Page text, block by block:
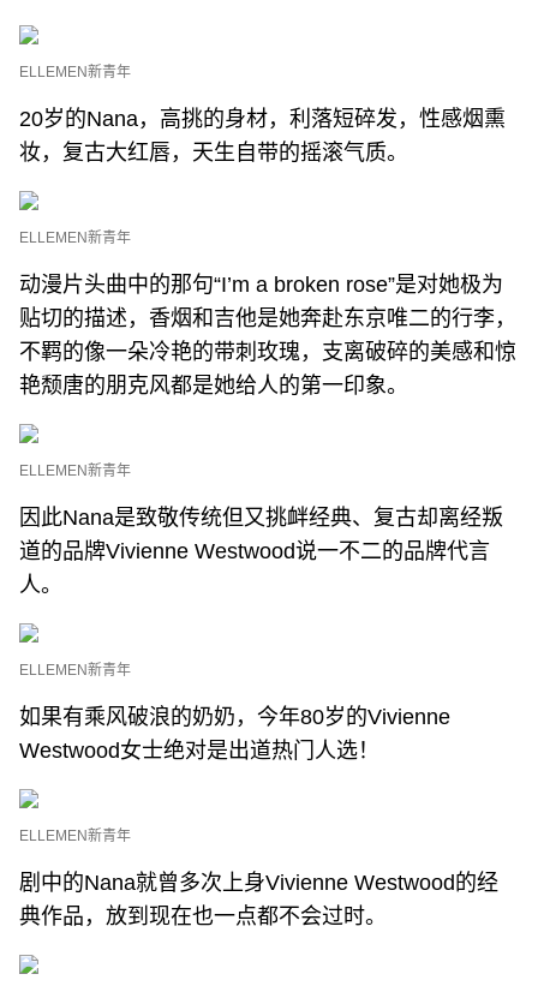
ELLEMEN新青年
20岁的Nana，高挑的身材，利落短碎发，性感烟熏
妆，复古大红唇，天生自带的摇滚气质。
ELLEMEN新青年
动漫片头曲中的那句“I’m a broken rose”是对她极为
贴切的描述，香烟和吉他是她奔赴东京唯二的行李，
不羁的像一朵冷艳的带刺玫瑰，支离破碎的美感和惊
艳颓唐的朋克风都是她给人的第一印象。
ELLEMEN新青年
因此Nana是致敬传统但又挑衅经典、复古却离经叛
道的品牌Vivienne Westwood说一不二的品牌代言
人。
ELLEMEN新青年
如果有乘风破浪的奶奶，今年80岁的Vivienne
Westwood女士绝对是出道热门人选！
ELLEMEN新青年
剧中的Nana就曾多次上身Vivienne Westwood的经
典作品，放到现在也一点都不会过时。